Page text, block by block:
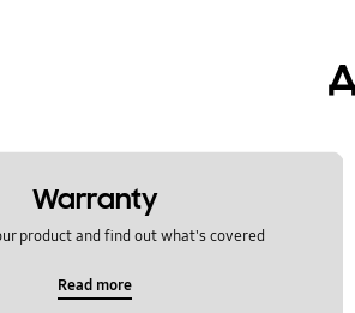
Warranty
product and find out what's covered
Read more